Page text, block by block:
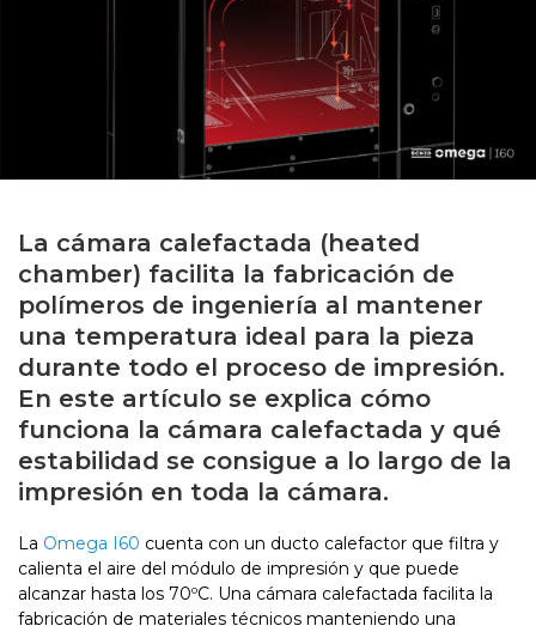
La cámara calefactada (heated
chamber) facilita la fabricación de
polímeros de ingeniería al mantener
una temperatura ideal para la pieza
durante todo el proceso de impresión.
En este artículo se explica cómo
funciona la cámara calefactada y qué
estabilidad se consigue a lo largo de la
impresión en toda la cámara.
La Omega I60 cuenta con un ducto calefactor que filtra y
calienta el aire del módulo de impresión y que puede
alcanzar hasta los 70ºC. Una cámara calefactada facilita la
fabricación de materiales técnicos manteniendo una